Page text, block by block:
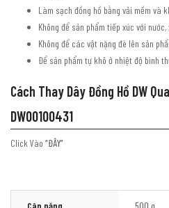
Làm sạch đồng hồ bằng vải mềm và
Không để sản phẩm tiếp xúc với nước,
Không để các vật nặng đè lên sản
Để sản phẩm tự khô ở nhiệt độ bình
Cách Thay Dây Đồng Hồ DW
DW00100431
Click Vào “ĐÂY”